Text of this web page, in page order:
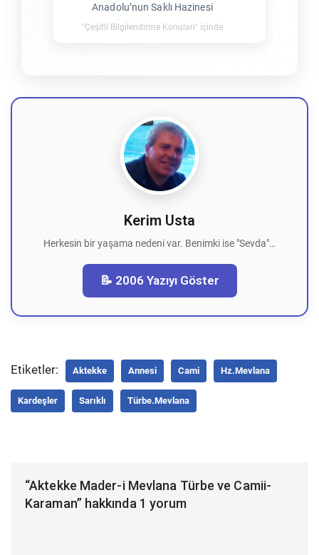
Anadolu’nun Saklı Hazinesi
"Çeşitli Bilgilendirme Konuları" içinde
Kerim Usta
Herkesin bir yaşama nedeni var. Benimki ise "Sevda"…
📝 2006 Yazıyı Göster
Etiketler: Aktekke Annesi Cami Hz.Mevlana
Kardeşler Sarıklı Türbe.mevlana
“Aktekke Mader-i Mevlana Türbe ve Camii-
Karaman” hakkında 1 yorum